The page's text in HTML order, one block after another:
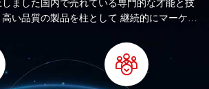
ました国内で売れている専門的な才能と技
い品質の製品を柱として 継続的にマーケテ